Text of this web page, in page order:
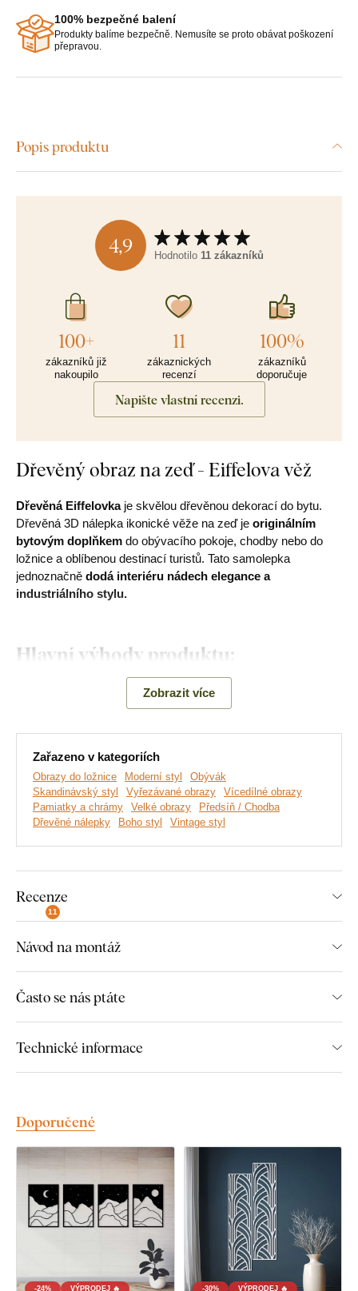
100% bezpečné balení
Produkty balíme bezpečně. Nemusíte se proto obávat poškození
přepravou.
Popis produktu
4,9 Hodnotilo 11 zákazníků
100+
zákazníků již
nakoupilo
11
zákaznických
recenzí
100%
zákazníků
doporučuje
Napište vlastní recenzi.
Dřevěný obraz na zeď - Eiffelova věž
Dřevěná Eiffelovkaje skvělou dřevěnou dekorací do bytu.
Dřevěná 3D nálepka ikonické věže na zeď je originálním
bytovým doplňkem do obývacího pokoje, chodby nebo do
ložnice a oblíbenou destinací turistů. Tato samolepka
jednoznačně dodá interiéru nádech elegance a
industriálního stylu.
Hlavní výhody produktu:
Moderní dekorace do bytu
Dřevěný 3 mm silný materiál
Výběr z různých dekorů
o dřevěný 3 mm silný dekor, díky němužpůsobínálepkana
stěně 3D
stěnu.
Montáž, kterou zvládne každý:
Instalace dekorace je opravdu snadná :) Pro zavěšení
doporučujeme použít pěnovou lepicí pásku nebo malé hřebíky.
Bez vrtání, jednoduše a rychle.
U každé velikosti produktu vám automaticky doporučíme
potřebné množství pěnové pásky. Pokud si chcete montáž
ještě více usnadnit,
můžeme vám pásku profesionálně
předlepit přímo na dekoraci
– stačí zvolit tuto možnost v
nabídce.
U větších rozměrů je možné dekoraci zavěsit také pomocí
Zobrazit více
Zařazeno v kategoriích
Obrazy do ložnice Moderní styl
Obývák
Skandinávský styl
Vyřezávané obrazy
Vícedílné obrazy
Pamiatky a chrámy
Velké obrazy
Předsíň / Chodba
Dřevěné nálepky
Boho styl Vintage styl
Recenze
11
Návod na montáž
Často se nás ptáte
Technické informace
Doporučené
-24% VÝPRODEJ 🔥 -30% VÝPRODEJ 🔥